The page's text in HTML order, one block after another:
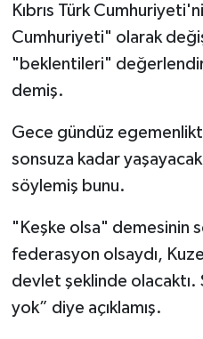
Kıbrıs Türk
Cumhuriyeti" olarak
"beklentileri"
demiş.
Gece gündüz
sonsuza kadar
söylemiş bunu.
"Keşke olsa" demesinin
federasyon olsaydı,
devlet şeklinde olacaktı.
yok” diye açıklamış.